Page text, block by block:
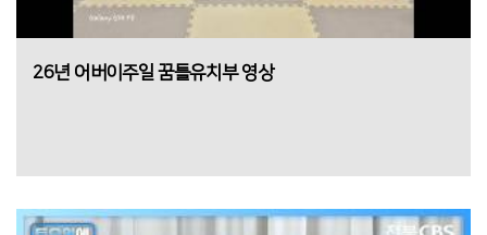
26년 어버이주일 꿈틀유치부 영상